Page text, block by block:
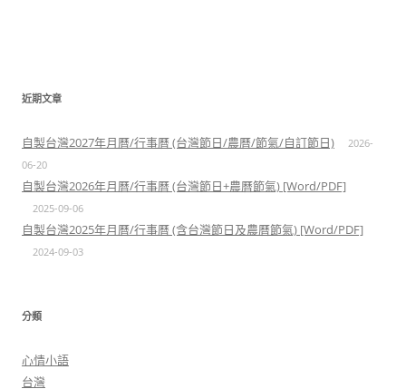
近期文章
自製台灣2027年月曆/行事曆 (台灣節日/農曆/節氣/自訂節日)
2026-
06-20
自製台灣2026年月曆/行事曆 (台灣節日+農曆節氣) [Word/PDF]
2025-09-06
自製台灣2025年月曆/行事曆 (含台灣節日及農曆節氣) [Word/PDF]
2024-09-03
分類
心情小語
台灣